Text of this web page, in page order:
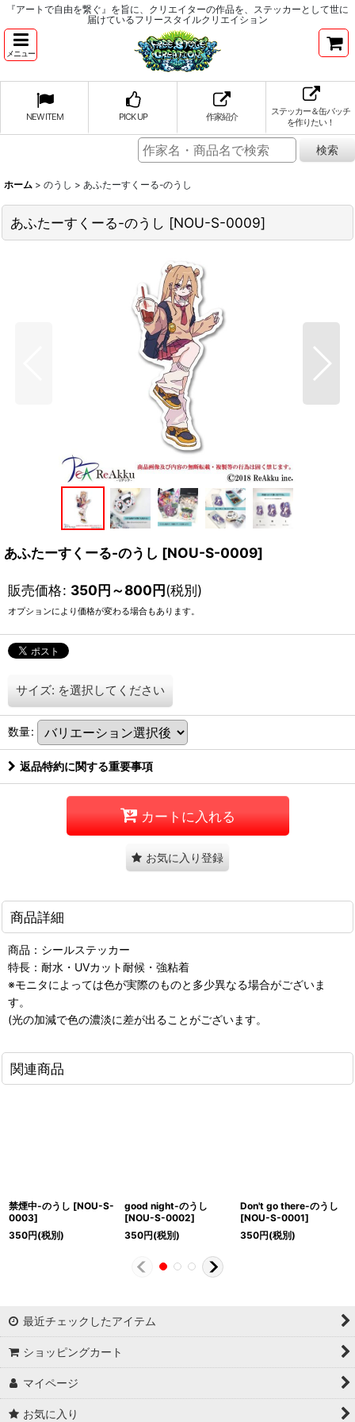
『アートで自由を繋ぐ』を旨に、クリエイターの作品を、ステッカーとして世に
届けているフリースタイルクリエイション
メニュー
NEW ITEM PICK UP 作家紹介
ステッカー＆缶バッチ
を作りたい！
ホーム > のうし > あふたーすくーる-のうし
あふたーすくーる-のうし [NOU-S-0009]
あふたーすくーる-のうし [NOU-S-0009]
販売価格: 350円～800円(税別)
オプションにより価格が変わる場合もあります。
サイズ: を選択してください
数量:
返品特約に関する重要事項
カートに入れる
お気に入り登録
商品詳細
商品：シールステッカー
特長：耐水・UVカット耐候・強粘着
※モニタによっては色が実際のものと多少異なる場合がございま
す。
(光の加減で色の濃淡に差が出ることがございます。
関連商品
禁煙中-のうし [NOU-S-
0003]
350円(税別)
good night-のうし
[NOU-S-0002]
350円(税別)
Don't go there-のうし
[NOU-S-0001]
350円(税別)
最近チェックしたアイテム
ショッピングカート
マイページ
お気に入り